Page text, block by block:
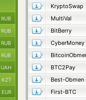
KryptoSwap
MultiVal
BitBerry
CyberMoney
BTC2Pay
Best-Obmen
First-BTC
RUB
RUB
RUB
RUB
UAH
KZT
EUR